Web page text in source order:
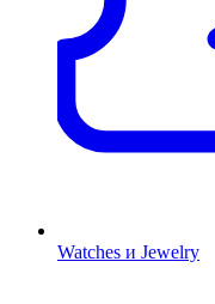
Watches и Jewelry